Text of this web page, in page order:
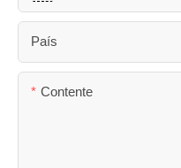
País
Contente